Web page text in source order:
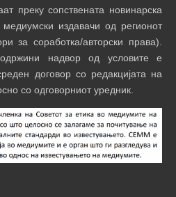
преку сопствената новинарска
издавачи од регионот
за соработка/авторски права).
надвор од условите е
договор со редакцијата на
со одговорниот уредник.